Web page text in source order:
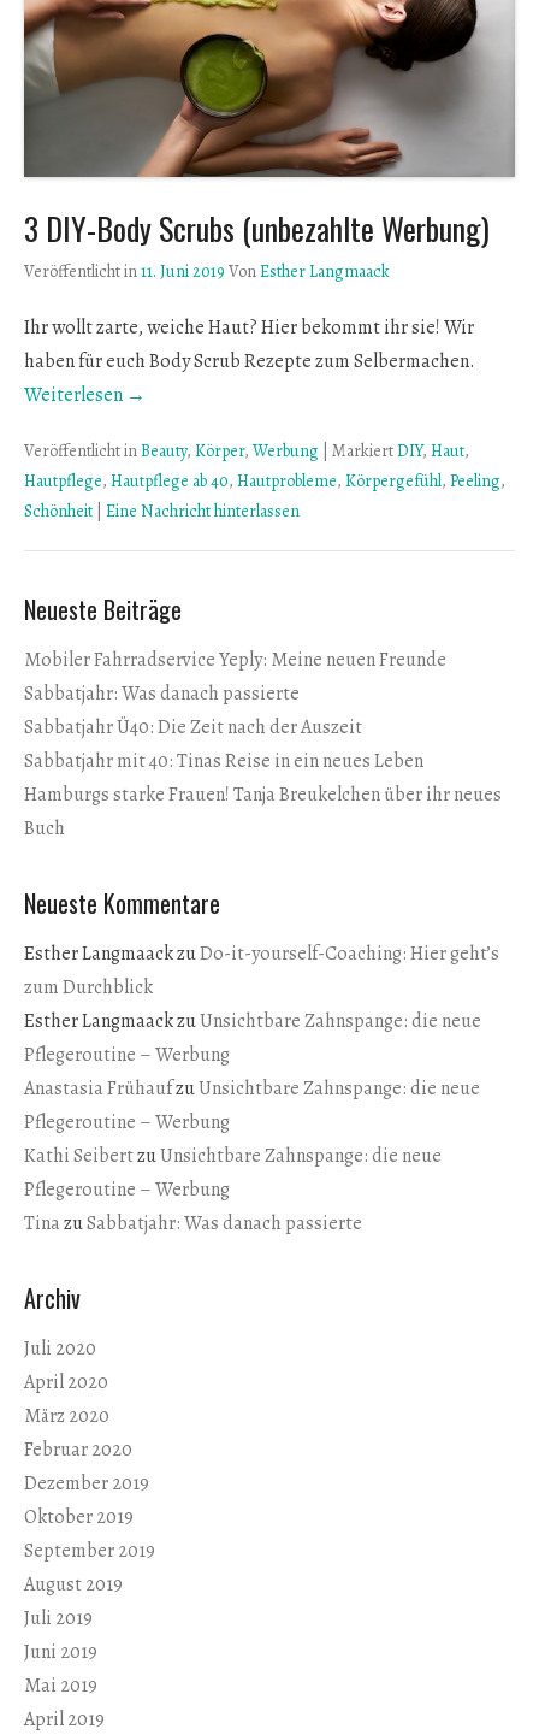
3 DIY-Body Scrubs (unbezahlte Werbung)
Veröffentlicht in11. Juni 2019 VonEsther Langmaack
Ihr wollt zarte, weiche Haut? Hier bekommt ihr sie! Wir
haben für euch Body Scrub Rezepte zum Selbermachen.
Weiterlesen →
Veröffentlicht inBeauty, Körper, Werbung MarkiertDIY, Haut,
Hautpflege, Hautpflege ab 40, Hautprobleme, Körpergefühl, Peeling,
Schönheit Eine Nachricht hinterlassen
Neueste Beiträge
Mobiler Fahrradservice Yeply: Meine neuen Freunde
Sabbatjahr: Was danach passierte
Sabbatjahr Ü40: Die Zeit nach der Auszeit
Sabbatjahr mit 40: Tinas Reise in ein neues Leben
Hamburgs starke Frauen! Tanja Breukelchen über ihr neues
Buch
Neueste Kommentare
Esther LangmaackzuDo-it-yourself-Coaching: Hier geht’s
zum Durchblick
Esther LangmaackzuUnsichtbare Zahnspange: die neue
Pflegeroutine – Werbung
Anastasia FrühaufzuUnsichtbare Zahnspange: die neue
Pflegeroutine – Werbung
Kathi SeibertzuUnsichtbare Zahnspange: die neue
Pflegeroutine – Werbung
TinazuSabbatjahr: Was danach passierte
Archiv
Juli 2020
April 2020
März 2020
Februar 2020
Dezember 2019
Oktober 2019
September 2019
August 2019
Juli 2019
Juni 2019
Mai 2019
April 2019